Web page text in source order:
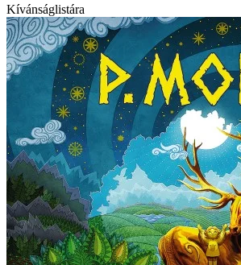
Kívánságlistára